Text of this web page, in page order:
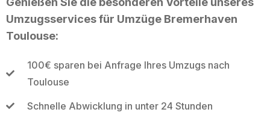
Umzugsservices für Umzüge Bremerhaven
Toulouse:
100€ sparen bei Anfrage Ihres Umzugs nach
Toulouse
Schnelle Abwicklung in unter 24 Stunden